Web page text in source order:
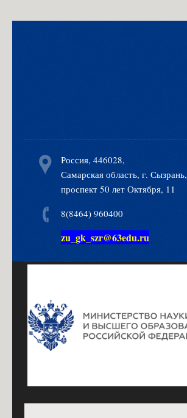
Россия, 446028,
Самарская область, г. Сызрань,
проспект 50 лет Октября, 11
8(8464) 960400
zu_gk_szr@63edu.ru